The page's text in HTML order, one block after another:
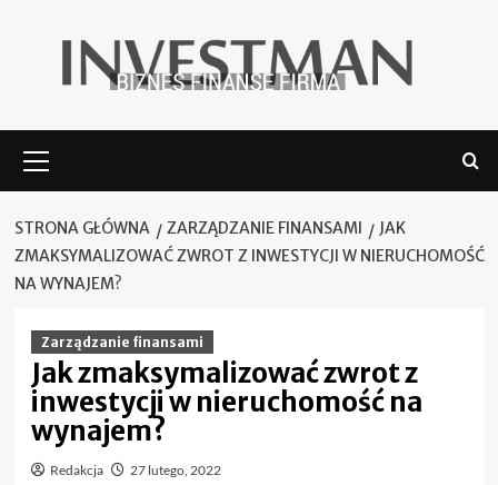
główne
STRONA GŁÓWNA ZARZĄDZANIE FINANSAMI
JAK
ZMAKSYMALIZOWAĆ ZWROT Z INWESTYCJI W NIERUCHOMOŚĆ
NA WYNAJEM?
Zarządzanie finansami
Jak zmaksymalizować zwrot z
inwestycji w nieruchomość na
wynajem?
Redakcja 27 lutego, 2022